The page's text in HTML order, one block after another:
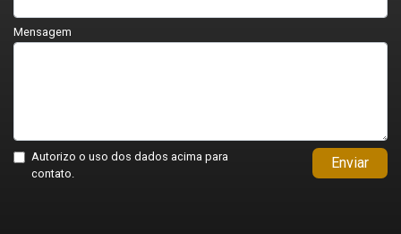
Mensagem
Autorizo o uso dos dados acima para
contato.
Enviar